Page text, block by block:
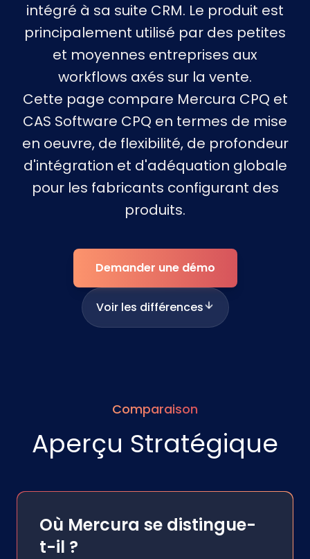
intégré à sa suite CRM. Le produit est
principalement utilisé par des petites
et moyennes entreprises aux
workflows axés sur la vente.
Cette page compare Mercura CPQ et
CAS Software CPQ en termes de mise
en oeuvre, de flexibilité, de profondeur
d'intégration et d'adéquation globale
pour les fabricants configurant des
produits.
Demander une démo
Voir les différences
Comparaison
Aperçu Stratégique
Où Mercura se distingue-
t-il ?